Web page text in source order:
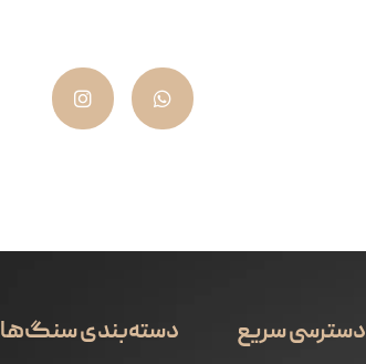
دسترسی سریع دسته‌بندی سنگ‌ها